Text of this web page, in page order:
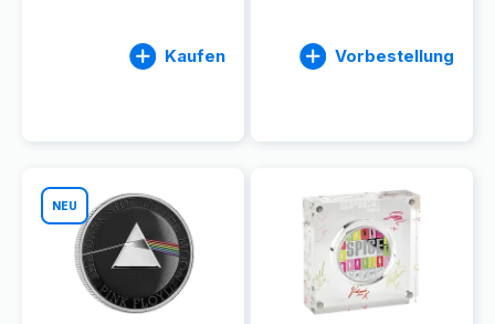
Kaufen Vorbestellung
NEU